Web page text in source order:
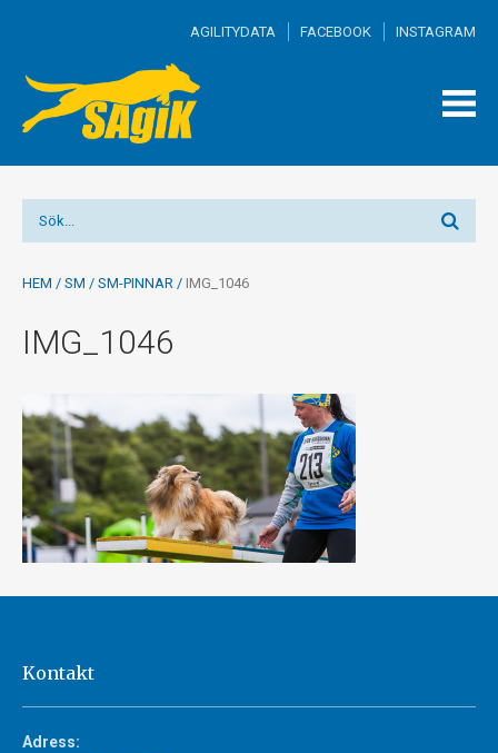
AGILITYDATA FACEBOOK INSTAGRAM
HEM / SM / SM-PINNAR / IMG_1046
IMG_1046
Kontakt
Adress: